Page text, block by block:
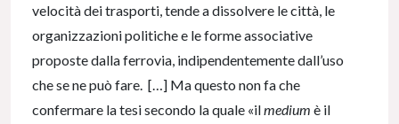
velocità dei trasporti, tende a dissolvere le città, le
organizzazioni politiche e le forme associative
proposte dalla ferrovia, indipendentemente dall’uso
che se ne può fare. […] Ma questo non fa che
confermare la tesi secondo la quale «ilmedium è il